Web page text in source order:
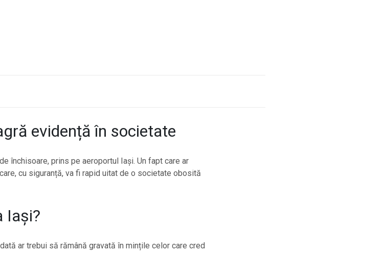
evidență în societate
închisoare, prins pe aeroportul Iași. Un fapt care ar
cu siguranță, va fi rapid uitat de o societate obosită
Iași?
ar trebui să rămână gravată în mințile celor care cred